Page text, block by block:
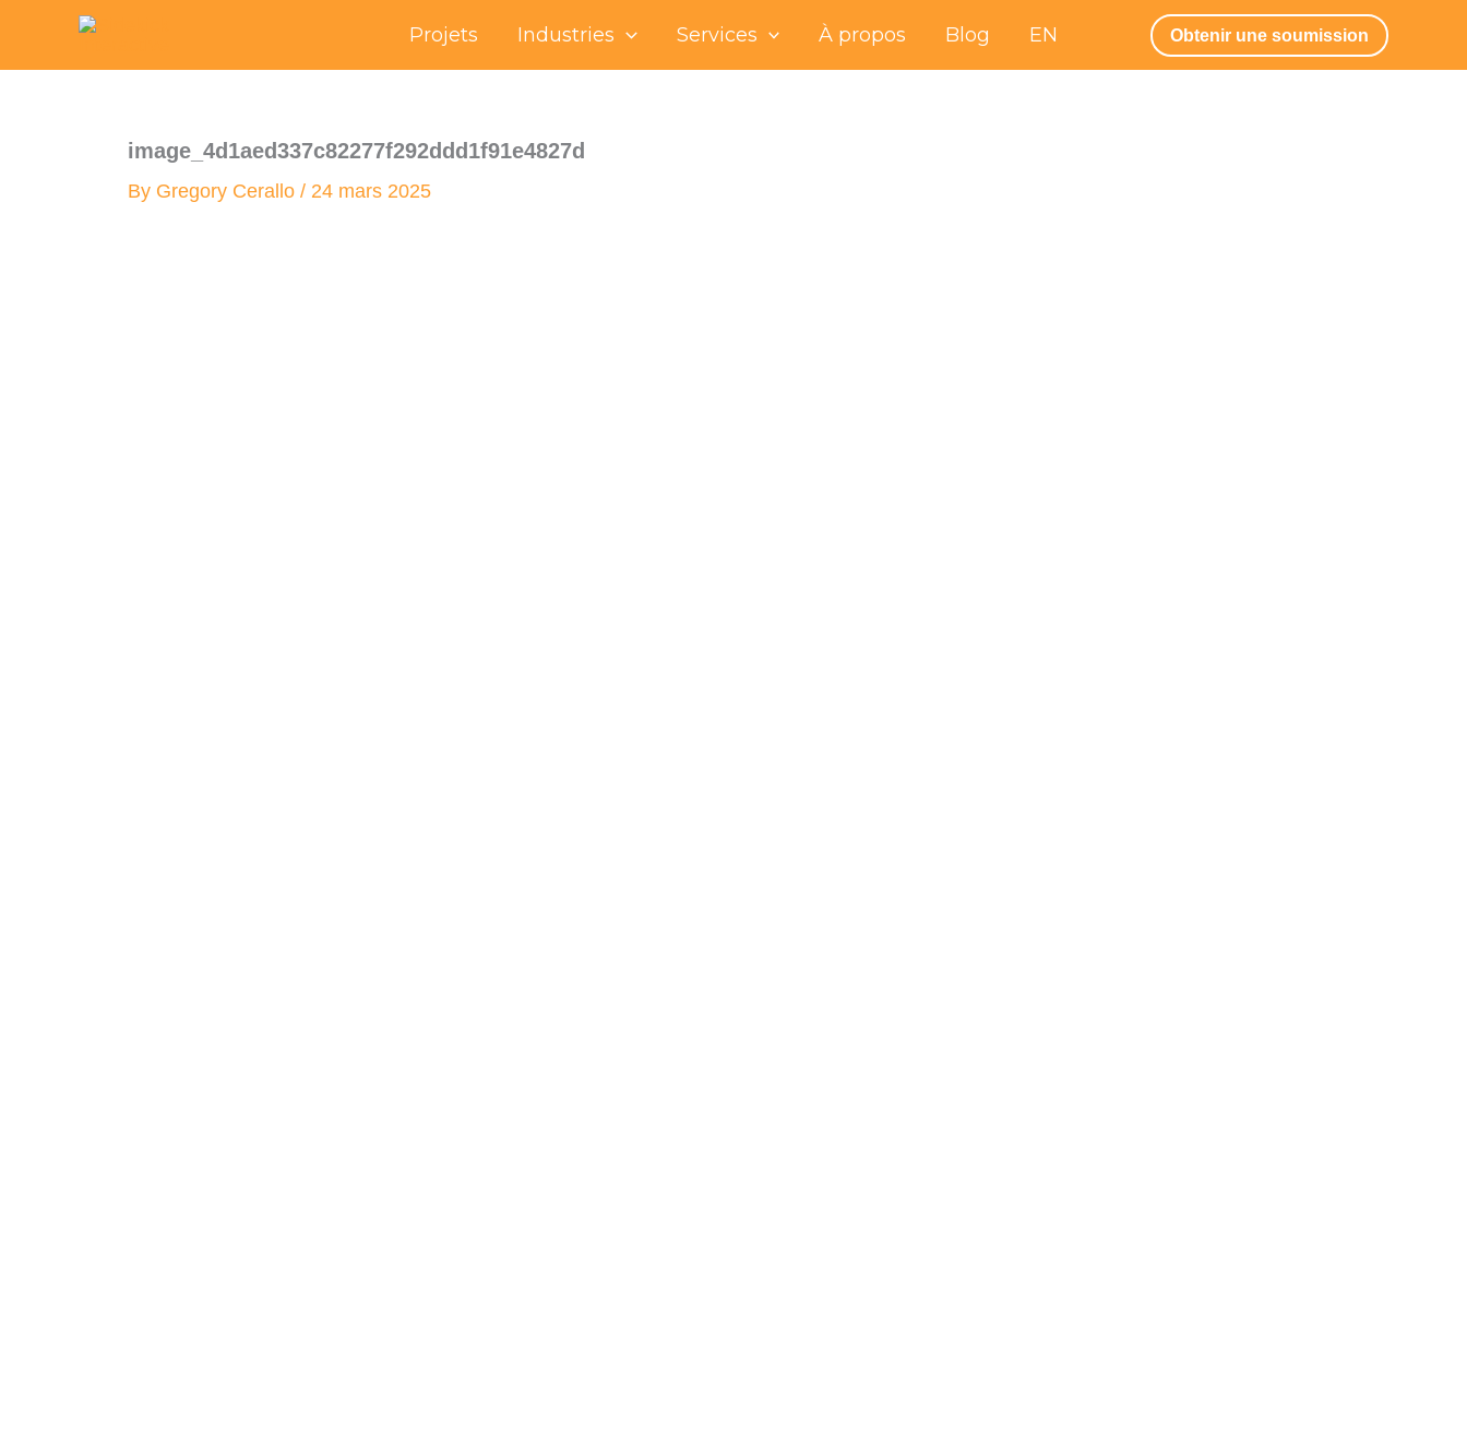
content
Projets Industries Services À propos Blog EN Obtenir une soumission
image_4d1aed337c82277f292ddd1f91e4827d
By Gregory Cerallo / 24 mars 2025